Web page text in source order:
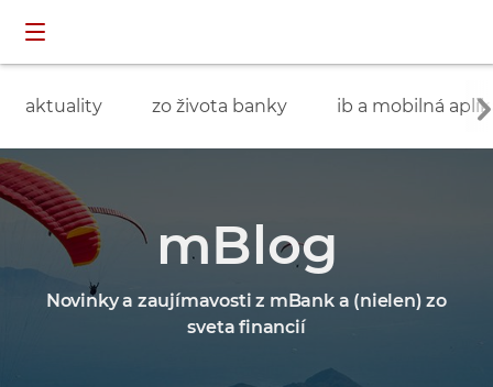
aktuality zo života banky ib a mobilná
mBlog
Novinky a zaujímavosti z mBank a (nielen) zo
sveta financií